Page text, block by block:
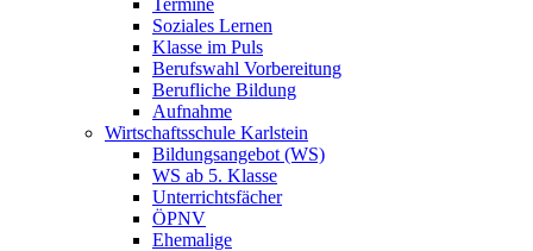
Termine
Soziales Lernen
Klasse im Puls
Berufswahl Vorbereitung
Berufliche Bildung
Aufnahme
Wirtschaftsschule Karlstein
Bildungsangebot (WS)
WS ab 5. Klasse
Unterrichtsfächer
ÖPNV
Ehemalige